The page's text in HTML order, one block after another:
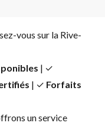
vous sur la Rive-
| ✓
| ✓ Forfaits
un service